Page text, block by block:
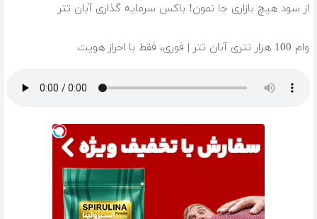
از سود هیچ بازاری جا نمون! باکس سرمایه گذاری آبان تتر
وام 100 هزار تتری آبان تتر | فوری، فقط با احراز هویت